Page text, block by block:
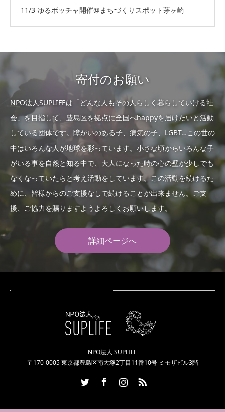
11/3 ゆるボッチャ開催@まちづくりスポット茅ヶ崎
寄付のお願い
NPO法人SUPLIFEは「どんな人もその人らしく暮らしていける社
会」を目指して、豊島区を拠点に全国へhappyを届けたいと活動
している団体です。障がいのある子、病気の子、LGBT…この世の
中はいろんな人が地球を彩っています。小さな頃からいろんな子
がいる事を自然と知る中で、大人になった時の心の壁が少しでも
なくなっていたらと考え活動をしています。この活動を続けるた
めに、皆様からのご支援なしで続けることが出来ません。ご支
援、ご協力を賜りますようよろしくお願いします。
詳細ページへ
NPO法人 SUPLIFE
〒170-0005 東京都豊島区南大塚2丁目11番10号 ミモザビル3階